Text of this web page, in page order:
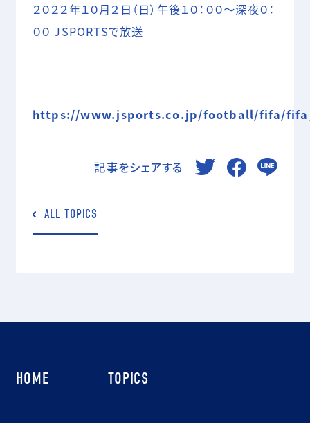
２０２２年１０月２日（日）午後１０：００～深夜０：
００ JSPORTSで放送
https://www.jsports.co.jp/football/fifa/
記事をシェアする
ALL TOPICS
HOME TOPICS